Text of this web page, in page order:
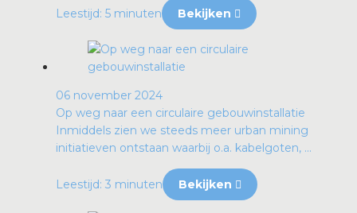
Leestijd: 5 minuten Bekijken
06 november 2024
Op weg naar een circulaire gebouwinstallatie
Inmiddels zien we steeds meer urban mining
initiatieven ontstaan waarbij o.a. kabelgoten, ...
Leestijd: 3 minuten Bekijken